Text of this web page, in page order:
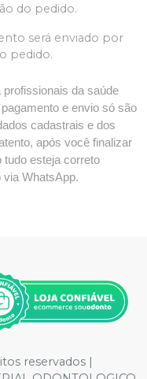
do pedido.
será enviado por
pedido.
da saúde
e envio só são
cadastrais e dos
após você finalizar
tudo esteja correto
WhatsApp.
reservados |